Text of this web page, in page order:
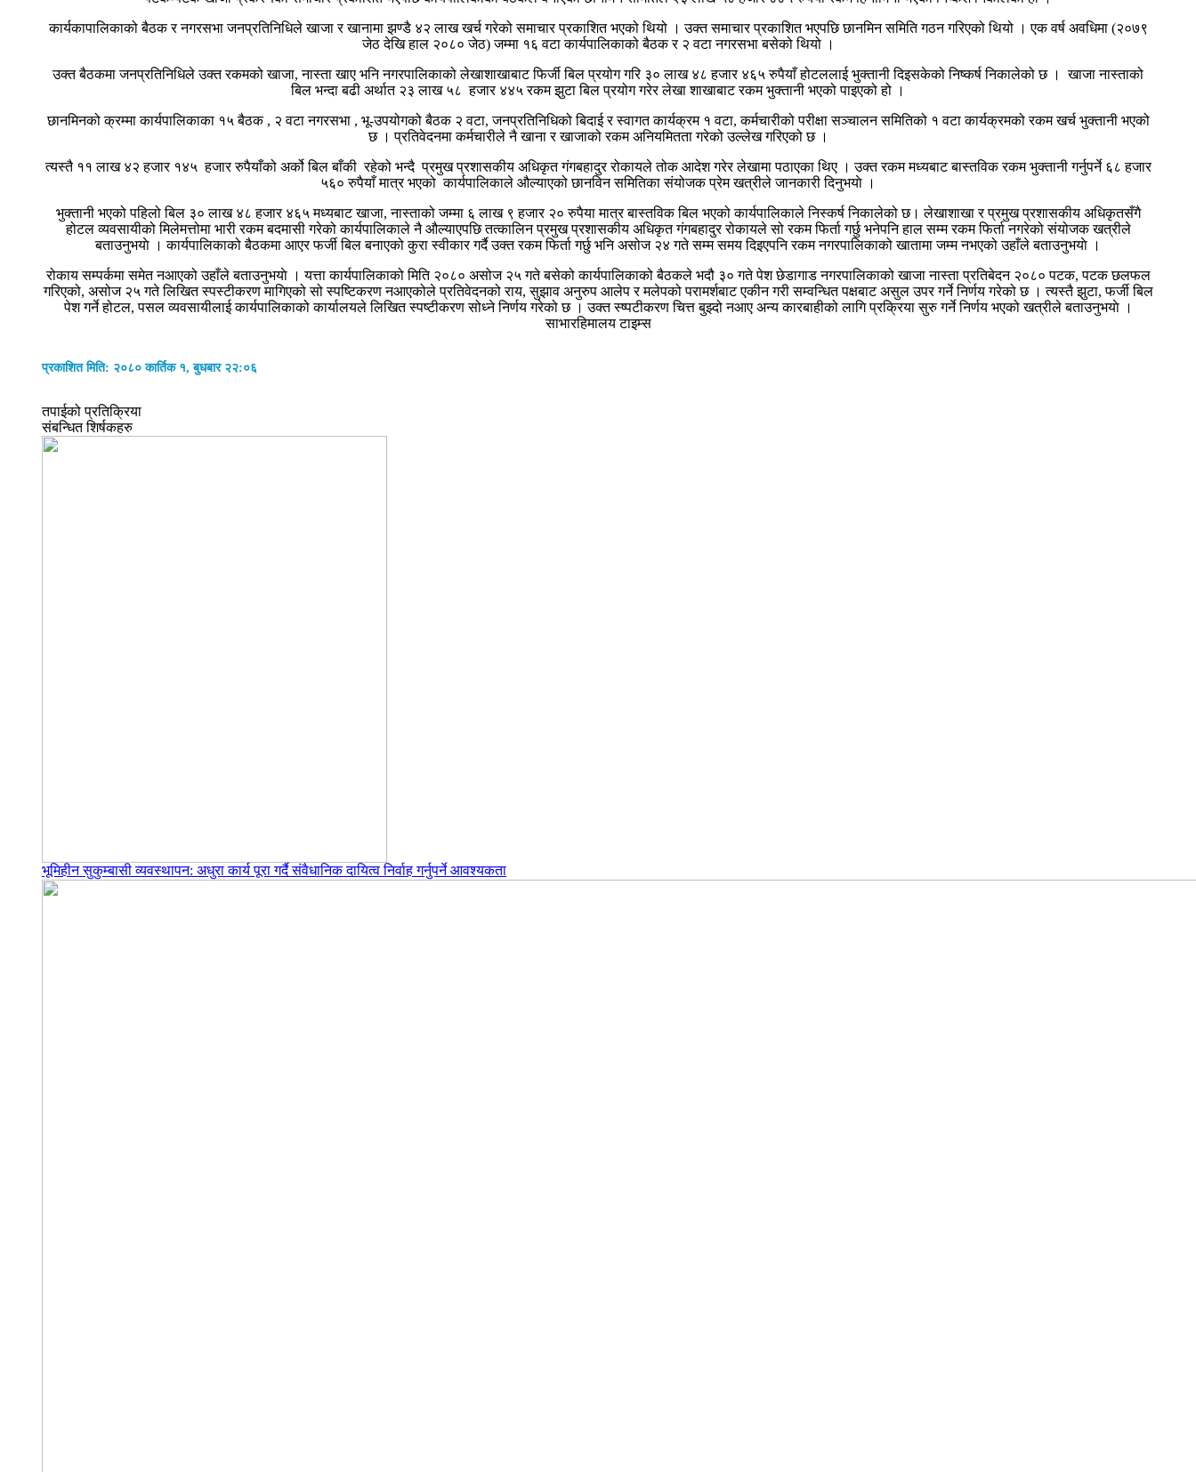
कार्यकापालिकाको बैठक र नगरसभा जनप्रतिनिधिले खाजा र खानामा झण्डै ४२ लाख खर्च गरेको समाचार प्रकाशित भएको थियो । उक्त समाचार प्रकाशित भएपछि छानमिन समिति गठन गरिएको थियो । एक वर्ष अवधिमा (२०७९
जेठ देखि हाल २०८० जेठ) जम्मा १६ वटा कार्यपालिकाको बैठक र २ वटा नगरसभा बसेको थियो ।
उक्त बैठकमा जनप्रतिनिधिले उक्त रकमको खाजा, नास्ता खाए भनि नगरपालिकाको लेखाशाखाबाट फिर्जी बिल प्रयोग गरि ३० लाख ४८ हजार ४६५ रुपैयाँ होटललाई भुक्तानी दिइसकेको निष्कर्ष निकालेको छ । खाजा नास्ताको
बिल भन्दा बढी अर्थात २३ लाख ५८ हजार ४४५ रकम झुटा बिल प्रयोग गरेर लेखा शाखाबाट रकम भुक्तानी भएको पाइएको हो ।
छानमिनको क्रम्मा कार्यपालिकाका १५ बैठक , २ वटा नगरसभा , भू-उपयोगको बैठक २ वटा, जनप्रतिनिधिको बिदाई र स्वागत कार्यक्रम १ वटा, कर्मचारीको परीक्षा सञ्चालन समितिको १ वटा कार्यक्रमको रकम खर्च भुक्तानी भएको
छ । प्रतिवेदनमा कर्मचारीले नै खाना र खाजाको रकम अनियमितता गरेको उल्लेख गरिएको छ ।
त्यस्तै ११ लाख ४२ हजार १४५ हजार रुपैयाँको अर्को बिल बाँकी रहेको भन्दै प्रमुख प्रशासकीय अधिकृत गंगबहादुर रोकायले तोक आदेश गरेर लेखामा पठाएका थिए । उक्त रकम मध्यबाट बास्तविक रकम भुक्तानी गर्नुपर्ने ६८ हजार
५६० रुपैयाँ मात्र भएको कार्यपालिकाले औल्याएको छानविन समितिका संयोजक प्रेम खत्रीले जानकारी दिनुभयाे ।
भुक्तानी भएको पहिलो बिल ३० लाख ४८ हजार ४६५ मध्यबाट खाजा, नास्ताको जम्मा ६ लाख ९ हजार २० रुपैया मात्र बास्तविक बिल भएको कार्यपालिकाले निस्कर्ष निकालेको छ। लेखाशाखा र प्रमुख प्रशासकीय अधिकृतसँगै
होटल व्यवसायीको मिलेमत्तोमा भारी रकम बदमासी गरेको कार्यपालिकाले नै औल्याएपछि तत्कालिन प्रमुख प्रशासकीय अधिकृत गंगबहादुर रोकायले सो रकम फिर्ता गर्छु भनेपनि हाल सम्म रकम फिर्ता नगरेको संयोजक खत्रीले
बताउनुभयाे । कार्यपालिकाको बैठकमा आएर फर्जी बिल बनाएको कुरा स्वीकार गर्दै उक्त रकम फिर्ता गर्छु भनि असोज २४ गते सम्म समय दिइएपनि रकम नगरपालिकाको खातामा जम्म नभएको उहाँले बताउनुभयाे ।
रोकाय सम्पर्कमा समेत नआएको उहाँले बताउनुभयाे । यत्ता कार्यपालिकाको मिति २०८० असोज २५ गते बसेको कार्यपालिकाको बैठकले भदौ ३० गते पेश छेडागाड नगरपालिकाको खाजा नास्ता प्रतिबेदन २०८० पटक, पटक छलफल
गरिएको, असोज २५ गते लिखित स्पस्टीकरण मागिएको सो स्पष्टिकरण नआएकोले प्रतिवेदनको राय, सुझाव अनुरुप आलेप र मलेपको परामर्शबाट एकीन गरी सम्वन्धित पक्षबाट असुल उपर गर्ने निर्णय गरेको छ । त्यस्तै झुटा, फर्जी बिल
पेश गर्ने होटल, पसल व्यवसायीलाई कार्यपालिकाको कार्यालयले लिखित स्पष्टीकरण सोध्ने निर्णय गरेको छ । उक्त स्ष्पटीकरण चित्त बुझ्दो नआए अन्य कारबाहीको लागि प्रक्रिया सुरु गर्ने निर्णय भएको खत्रीले बताउनुभयाे ।
साभारहिमालय टाइम्स
प्रकाशित मिति: २०८० कार्तिक १, बुधबार २२:०६
तपाईको प्रतिक्रिया
संबन्धित शिर्षकहरु
भूमिहीन सुकुम्बासी व्यवस्थापन: अधुरा कार्य पूरा गर्दै संवैधानिक दायित्व निर्वाह गर्नुपर्ने आवश्यकता